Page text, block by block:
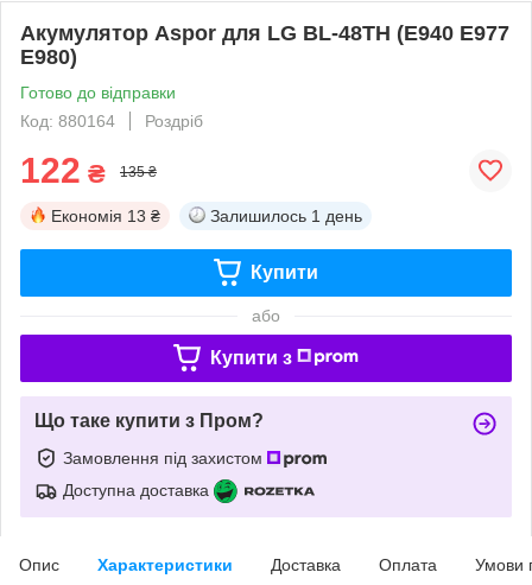
Акумулятор Aspor для LG BL-48TH (E940 E977
E980)
Готово до відправки
Код: 880164
Роздріб
122 ₴ 135 ₴
Економія 13 ₴ Залишилось 1 день
Купити
або
Купити з
Що таке купити з Пром?
Замовлення під захистом
Доступна доставка
Опис Характеристики Доставка Оплата Умови